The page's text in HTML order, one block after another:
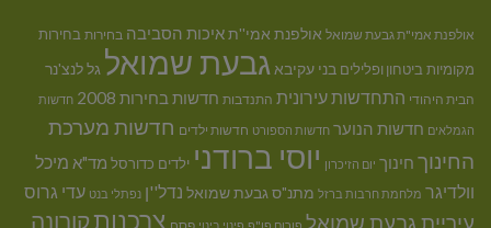
אולפנת אמי"ת גבעת שמואל אולפנת אמי''תאיכות הסביבה בחירות בחירות
מקומיותביטחון ופלילים בני עקיבא גבעת שמואל גל לנצ'נר
הבית היהודי התחדשות עירונית התנדבות חדשות בחירות 2008 חדשות
הגמלאים חדשות הנוער חדשות הספורט חדשות ילדים חדשות מערכת
החינוך חינוך יום הזיכרון יוסי ברודני ילדים כדורסל מד"א מיכל
וולדיגר מלחמת חרבות ברזל מתנ"ס גבעת שמואל נדל''ן נפתלי בנט עדי גרוס
עיריית גבעת שמואל צרכנותקורונה